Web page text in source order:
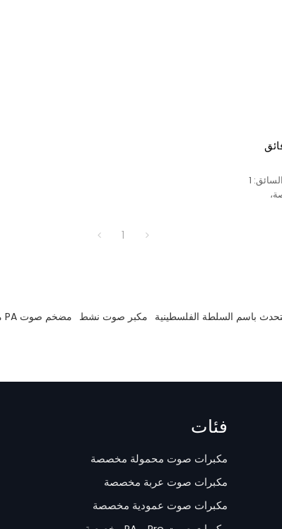
الطراز: EV-15، الطاقة: 600 واط + 600 واط، السائق: 1
+ 8 × 3 بوصة،
1
باسم السلطة الفلسطينية مكبر صوت نشط مضخم صوت PA مزود بالطاقة
فئات
مكبرات صوت محمولة مخصصة
مكبرات صوت عربة مخصصة
مكبرات صوت عمودية مخصصة